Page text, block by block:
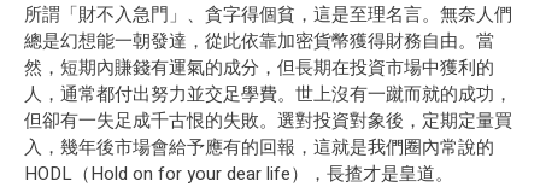
所謂「財不入急門」、貪字得個貧，這是至理名言。無奈人們
總是幻想能一朝發達，從此依靠加密貨幣獲得財務自由。當
然，短期內賺錢有運氣的成分，但長期在投資市場中獲利的
人，通常都付出努力並交足學費。世上沒有一蹴而就的成功，
但卻有一失足成千古恨的失敗。選對投資對象後，定期定量買
入，幾年後市場會給予應有的回報，這就是我們圈內常說的
HODL（Hold on for your dear life），長揸才是皇道。